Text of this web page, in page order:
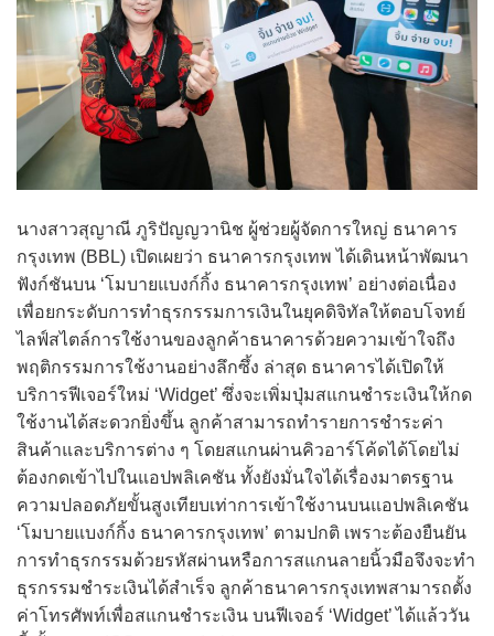
นางสาวสุญาณี ภูริปัญญวานิช ผู้ช่วยผู้จัดการใหญ่ ธนาคาร
กรุงเทพ (BBL) เปิดเผยว่า ธนาคารกรุงเทพ ได้เดินหน้าพัฒนา
ฟังก์ชันบน ‘โมบายแบงก์กิ้ง ธนาคารกรุงเทพ’ อย่างต่อเนื่อง
เพื่อยกระดับการทำธุรกรรมการเงินในยุคดิจิทัลให้ตอบโจทย์
ไลฟ์สไตล์การใช้งานของลูกค้าธนาคารด้วยความเข้าใจถึง
พฤติกรรมการใช้งานอย่างลึกซึ้ง ล่าสุด ธนาคารได้เปิดให้
บริการฟีเจอร์ใหม่ ‘Widget’ ซึ่งจะเพิ่มปุ่มสแกนชำระเงินให้กด
ใช้งานได้สะดวกยิ่งขึ้น ลูกค้าสามารถทำรายการชำระค่า
สินค้าและบริการต่าง ๆ โดยสแกนผ่านคิวอาร์โค้ดได้โดยไม่
ต้องกดเข้าไปในแอปพลิเคชัน ทั้งยังมั่นใจได้เรื่องมาตรฐาน
ความปลอดภัยขั้นสูงเทียบเท่าการเข้าใช้งานบนแอปพลิเคชัน
‘โมบายแบงก์กิ้ง ธนาคารกรุงเทพ’ ตามปกติ เพราะต้องยืนยัน
การทำธุรกรรมด้วยรหัสผ่านหรือการสแกนลายนิ้วมือจึงจะทำ
ธุรกรรมชำระเงินได้สำเร็จ ลูกค้าธนาคารกรุงเทพสามารถตั้ง
ค่าโทรศัพท์เพื่อสแกนชำระเงิน บนฟีเจอร์ ‘Widget’ ได้แล้ววัน